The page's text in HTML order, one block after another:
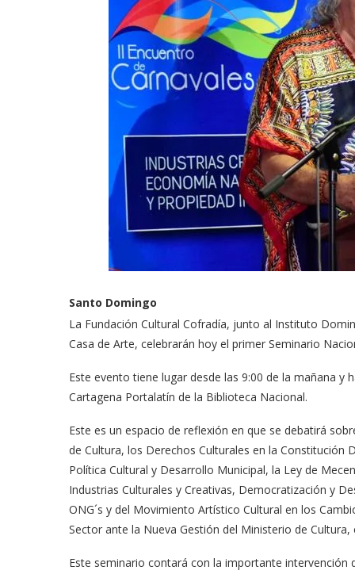
Santo Domingo
La Fundación Cultural Cofradía, junto al Instituto
Casa de Arte, celebrarán hoy el primer Seminario
Este evento tiene lugar desde las 9:00 de la mañana y
Cartagena Portalatín de la Biblioteca Nacional.
Este es un espacio de reflexión en que se debatirá
de Cultura, los Derechos Culturales en la Constitución
Política Cultural y Desarrollo Municipal, la Ley de
Industrias Culturales y Creativas, Democratización y
ONG´s y del Movimiento Artístico Cultural en los
Sector ante la Nueva Gestión del Ministerio de
Este seminario contará con la importante